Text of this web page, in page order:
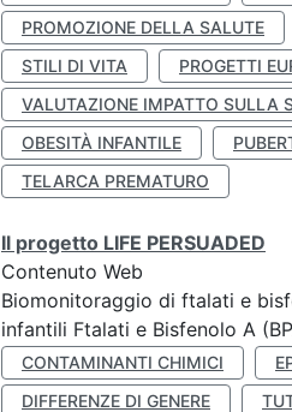
PROMOZIONE DELLA SALUTE
STILI DI VITA
PROGETTI
VALUTAZIONE IMPATTO SULLA
OBESITÀ INFANTILE
TELARCA PREMATURO
Il progetto LIFE PERSUADED
Contenuto Web
Biomonitoraggio di ftalati e
infantili Ftalati e Bisfenolo A
CONTAMINANTI CHIMICI
DIFFERENZE DI GENERE